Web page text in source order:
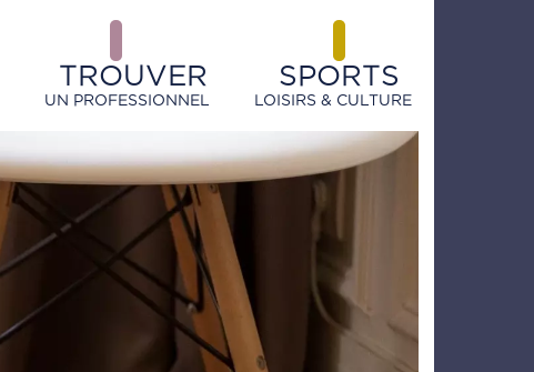
TROUVER
UN PROFESSIONNEL
SPORTS
LOISIRS & CULTURE